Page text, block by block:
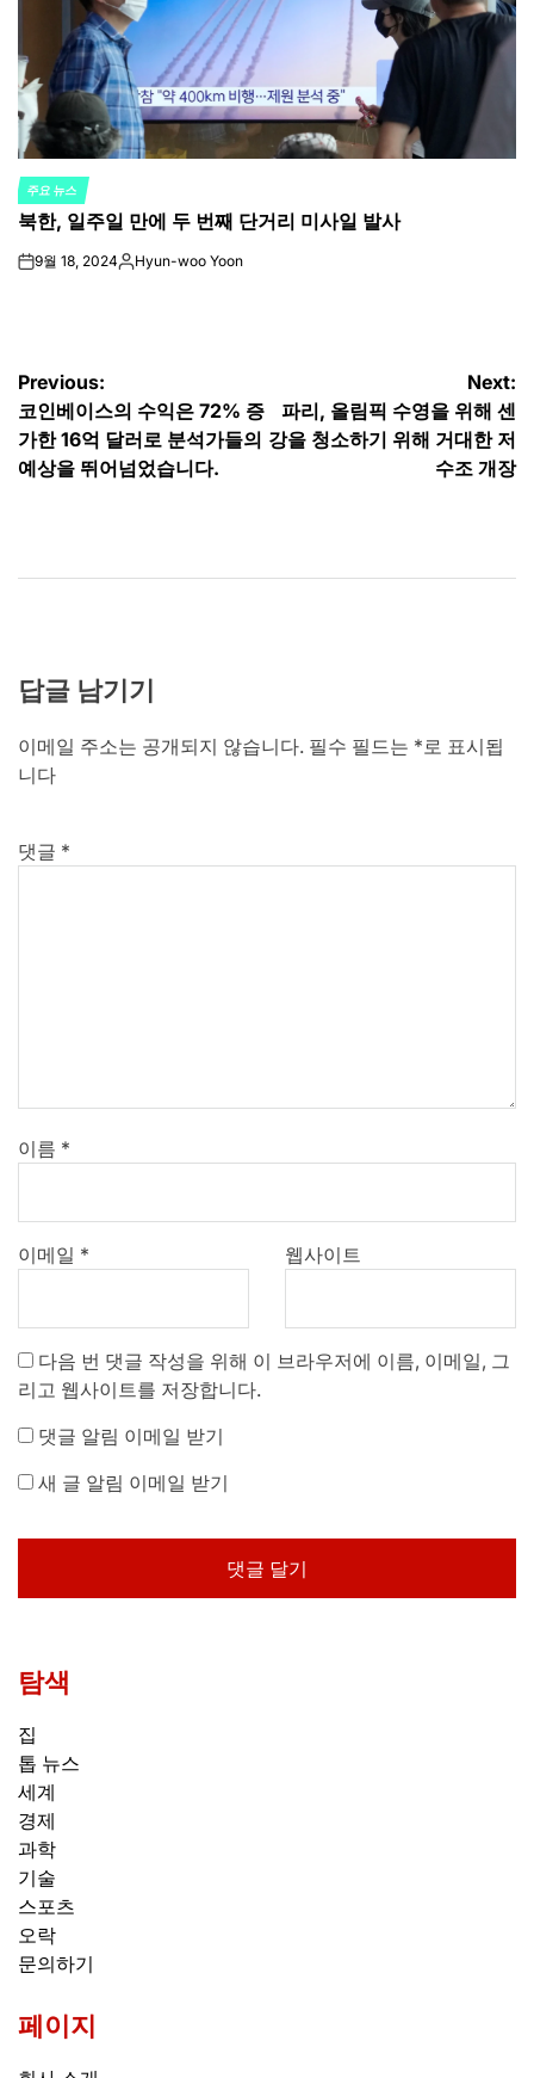
POSTED
IN
주요 뉴스
북한, 일주일 만에 두 번째 단거리 미사일 발사
on9월 18, 2024Posted
Hyun-woo Yoon
글
탐
색
Previous:
코인베이스의 수익은 72% 증
가한 16억 달러로 분석가들의
예상을 뛰어넘었습니다.
Next:
파리, 올림픽 수영을 위해 센
강을 청소하기 위해 거대한 저
수조 개장
답글 남기기
이메일 주소는 공개되지 않습니다. 필수 필드는 *로 표시됩
니다
댓글 *
이름 *
이메일 * 웹사이트
다음 번 댓글 작성을 위해 이 브라우저에 이름, 이메일, 그
리고 웹사이트를 저장합니다.
댓글 알림 이메일 받기
새 글 알림 이메일 받기
탐색
집
톱 뉴스
세계
경제
과학
기술
스포츠
오락
문의하기
페이지